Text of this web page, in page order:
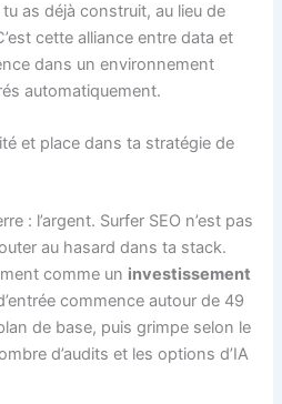
as déjà construit, au lieu de
cette alliance entre data et
dans un environnement
automatiquement.
et place dans ta stratégie de
: l’argent. Surfer SEO n’est pas
au hasard dans ta stack.
comme un investissement
commence autour de 49
de base, puis grimpe selon le
d’audits et les options d’IA